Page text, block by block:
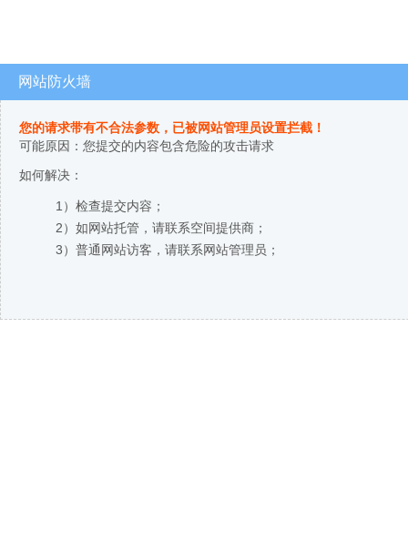
网站防火墙
您的请求带有不合法参数，已被网站管理员设置拦截！
可能原因：您提交的内容包含危险的攻击请求
如何解决：
1）检查提交内容；
2）如网站托管，请联系空间提供商；
3）普通网站访客，请联系网站管理员；